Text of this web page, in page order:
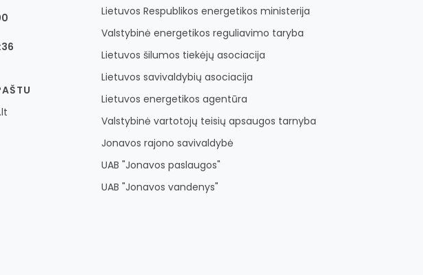
Lietuvos Respublikos energetikos ministerija
Valstybinė energetikos reguliavimo taryba
Lietuvos šilumos tiekėjų asociacija
Lietuvos savivaldybių asociacija
Lietuvos energetikos agentūra
Valstybinė vartotojų teisių apsaugos tarnyba
Jonavos rajono savivaldybė
UAB "Jonavos paslaugos"
UAB "Jonavos vandenys"